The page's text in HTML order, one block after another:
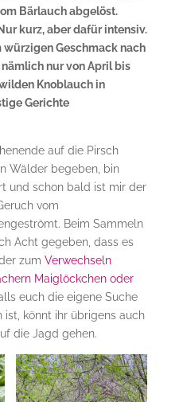
Bärlauch abgelöst.
kurz, aber dafür intensiv.
Geschmack nach
nur von April bis
Knoblauch in
Gerichte
auf die Pirsch
Wälder begeben, bin
und schon bald ist mir der
vom
Beim Sammeln
Acht gegeben, dass es
zum Verwechseln
Maiglöckchen oder
euch die eigene Suche
könnt ihr übrigens auch
die Jagd gehen.